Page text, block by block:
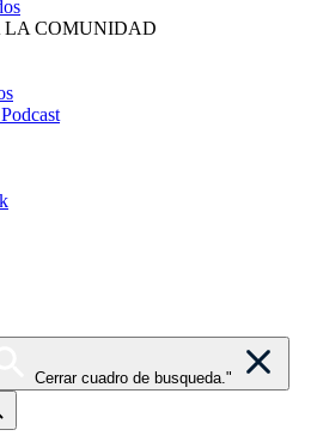
LA COMUNIDAD
Cerrar cuadro de busqueda."